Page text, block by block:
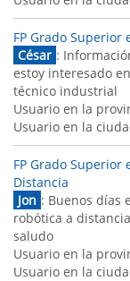
FP Grado
César :
estoy interesado
técnico industrial
Usuario en la
Usuario en la
FP Grado
Distancia
Jon : Buenos días
robótica a
saludo
Usuario en la
Usuario en la